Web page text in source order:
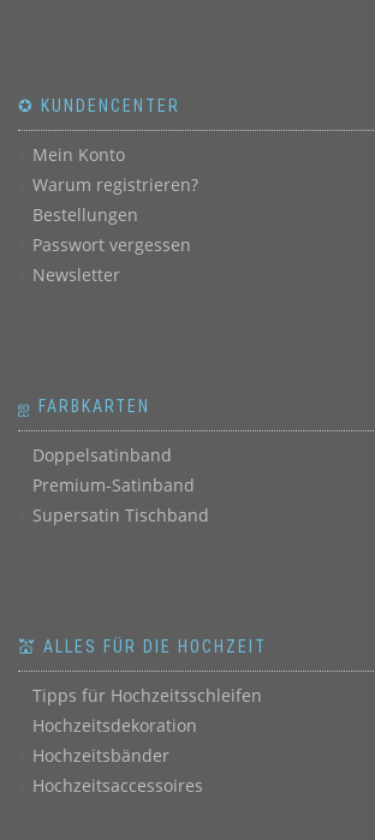
✪ KUNDENCENTER
Mein Konto
Warum registrieren?
Bestellungen
Passwort vergessen
Newsletter
ஐ FARBKARTEN
Doppelsatinband
Premium-Satinband
Supersatin Tischband
💒 ALLES FÜR DIE HOCHZEIT
Tipps für Hochzeitsschleifen
Hochzeitsdekoration
Hochzeitsbänder
Hochzeitsaccessoires